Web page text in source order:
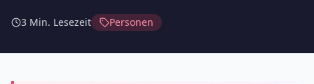
3 Min. Lesezeit Personen